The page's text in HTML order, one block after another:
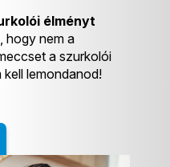
élményt
hogy nem a
a szurkolói
kell lemondanod!